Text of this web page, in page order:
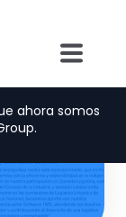
ahora somos